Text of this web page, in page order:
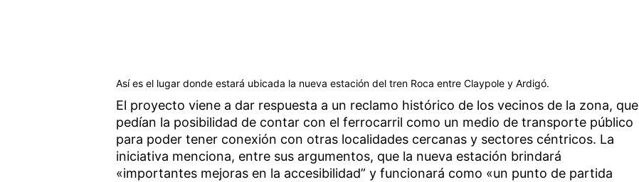
Así es el lugar donde estará ubicada la nueva estación del tren Roca entre Claypole y Ardigó.
El proyecto viene a dar respuesta a un reclamo histórico de los vecinos de la zona, que
pedían la posibilidad de contar con el ferrocarril como un medio de transporte público
para poder tener conexión con otras localidades cercanas y sectores céntricos. La
iniciativa menciona, entre sus argumentos, que la nueva estación brindará
«importantes mejoras en la accesibilidad” y funcionará como «un punto de partida